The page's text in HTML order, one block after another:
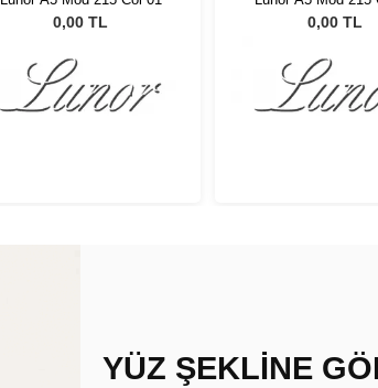
0,00 TL 0,00 TL
YÜZ ŞEKLİNE